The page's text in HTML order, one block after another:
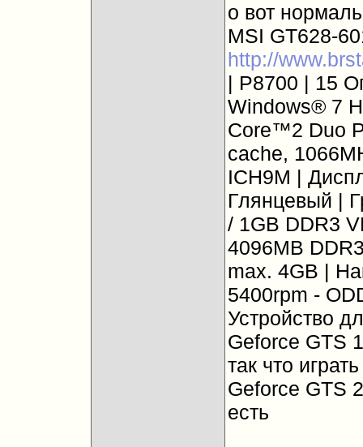
о вот
MSI GT628-
http://
| P8700 | 15
Windows® 7
Core™2 Duo
cache,
ICH9M |
Глянцевый |
/ 1GB DDR3
4096MB
max. 4GB |
5400rpm -
Устройство
Geforce GTS
так что
Geforce GTS
есть